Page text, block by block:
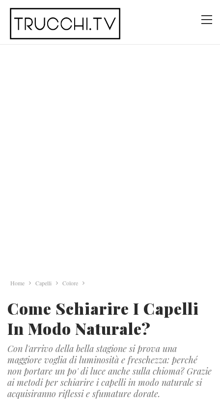
Home Capelli Colore
Come Schiarire I Capelli
In Modo Naturale?
Con l'arrivo della bella stagione si prova una
maggiore voglia di luminosità e freschezza: perché
non portare un po' di luce anche sulla chioma? Grazie
ai metodi per schiarire i capelli in modo naturale si
acquisiranno riflessi e sfumature dorate.